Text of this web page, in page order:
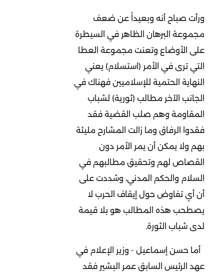
ورأت صباح أنه وبعيداً عن ضعف
مجموعة البرهان الظاهر في السيطرة
على الأوضاع وتعنت مجموعة العطا
التي ترى في الأمر (استسلام) يعني
النهاية الحتمية للإسلاميين فهناك في
الجانب الآخر مطالب (ثورية) لشباب
المقاومة وهم صلب القضية فقد
فقدوا الرفاق وما زالت المشارح مليئة
بهم ولا يمكن أن يمر الأمر دون
القصاص لهم وتحقيق مطالبهم في
السلام والحكم المدني، وشددت على
أن أي تفاوض حول إيقاف الحرب لا
يصطحب هذه المطالب هو بلا قيمة
لدى شباب الثورة.
أما حسن إسماعيل - وزير الإعلام في
عهد الرئيس السابق عمر البشير فقد